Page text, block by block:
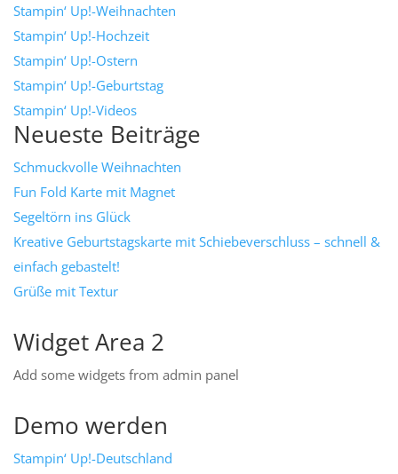
Stampin‘ Up!-Weihnachten
Stampin‘ Up!-Hochzeit
Stampin‘ Up!-Ostern
Stampin‘ Up!-Geburtstag
Stampin‘ Up!-Videos
Neueste Beiträge
Schmuckvolle Weihnachten
Fun Fold Karte mit Magnet
Segeltörn ins Glück
Kreative Geburtstagskarte mit Schiebeverschluss – schnell &
einfach gebastelt!
Grüße mit Textur
Widget Area 2
Add some widgets from admin panel
Demo werden
Stampin‘ Up!-Deutschland